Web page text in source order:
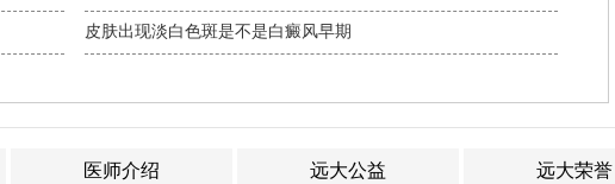
皮肤出现淡白色斑是不是白癜风早期
医师介绍 远大公益 远大荣誉